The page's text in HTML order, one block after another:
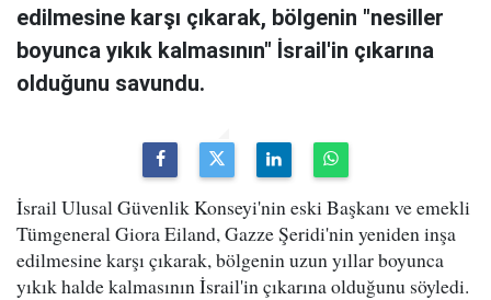
edilmesine karşı çıkarak, bölgenin "nesiller
boyunca yıkık kalmasının" İsrail'in çıkarına
olduğunu savundu.
İsrail Ulusal Güvenlik Konseyi'nin eski Başkanı ve emekli
Tümgeneral Giora Eiland, Gazze Şeridi'nin yeniden inşa
edilmesine karşı çıkarak, bölgenin uzun yıllar boyunca
yıkık halde kalmasının İsrail'in çıkarına olduğunu söyledi.